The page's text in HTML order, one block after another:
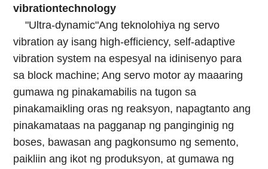
vibrationtechnology
"Ultra-dynamic"Ang teknolohiya ng servo
vibration ay isang high-efficiency, self-adaptive
vibration system na espesyal na idinisenyo para
sa block machine; Ang servo motor ay maaaring
gumawa ng pinakamabilis na tugon sa
pinakamaikling oras ng reaksyon, napagtanto ang
pinakamataas na pagganap ng panginginig ng
boses, bawasan ang pagkonsumo ng semento,
paikliin ang ikot ng produksyon, at gumawa ng